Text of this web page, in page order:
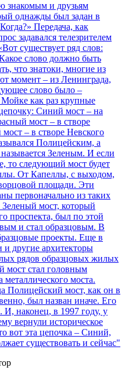
знакомым и друзьям
однажды был задан в
Передача, как
задавался телезрителем
существует ряд слов:
слово должно быть
что знатоки, многие из
момент – из Ленинграда,
слово было –
как раз крупные
Синий мост – на
мост – в створе
– в створе Невского
Полицейским, а
Зеленым. И если
то следующий мост будет
От Капеллы, с выходом,
площади. Эти
первоначально из таких
мост, который
проспекта, был по этой
и стал образцовым. В
проекты. Еще в
другие архитекторы
рядов образцовых жилых
стал головным
металлического моста.
Полицейский мост, как он в
был назван иначе. Его
наконец, в 1997 году, у
вернули историческое
вот эта цепочка – Синий,
существовать и сейчас"